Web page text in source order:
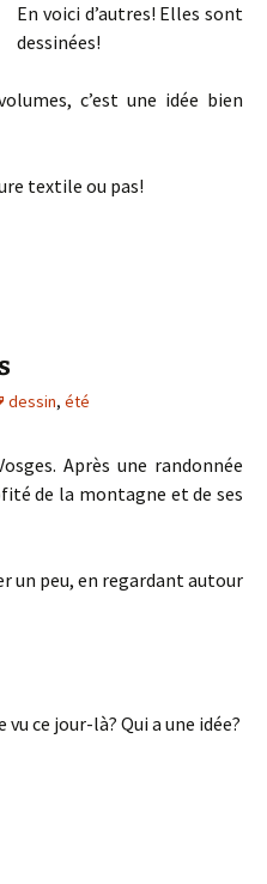
En voici d’autres! Elles sont
dessinées!
c’est une idée bien
textile ou pas!
dessin, été
Après une randonnée
de la montagne et de ses
un peu, en regardant autour
vu ce jour-là? Qui a une idée?